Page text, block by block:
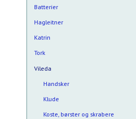
Batterier
Hagleitner
Katrin
Tork
Vileda
Handsker
Klude
Koste, børster og skrabere